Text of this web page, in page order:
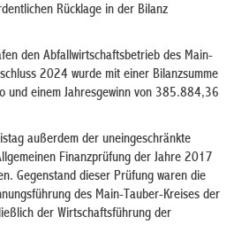
Rücklage in der Bilanz
den Abfallwirtschaftsbetrieb des Main-
2024 wurde mit einer Bilanzsumme
und einem Jahresgewinn von 385.884,36
außerdem der uneingeschränkte
Finanzprüfung der Jahre 2017
Gegenstand dieser Prüfung waren die
des Main-Tauber-Kreises der
der Wirtschaftsführung der